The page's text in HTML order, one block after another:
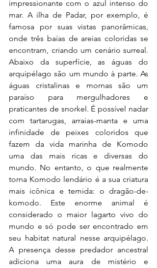
impressionante com o azul intenso do
mar. A ilha de Padar, por exemplo, é
famosa por suas vistas panorâmicas,
onde três baías de areias coloridas se
encontram, criando um cenário surreal.
Abaixo da superfície, as águas do
arquipélago são um mundo à parte. As
águas cristalinas e mornas são um
paraíso para mergulhadores e
praticantes de snorkel. É possível nadar
com tartarugas, arraias-manta e uma
infinidade de peixes coloridos que
fazem da vida marinha de Komodo
uma das mais ricas e diversas do
mundo. No entanto, o que realmente
torna Komodo lendário é a sua criatura
mais icônica e temida: o dragão-de-
komodo. Este enorme animal é
considerado o maior lagarto vivo do
mundo e só pode ser encontrado em
seu habitat natural nesse arquipélago.
A presença desse predador ancestral
adiciona uma aura de mistério e